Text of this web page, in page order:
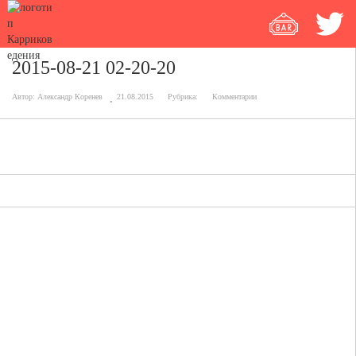
2015-08-21 02-20-20
Автор: Александр Коренев 21.08.2015 Рубрика: Комментарии